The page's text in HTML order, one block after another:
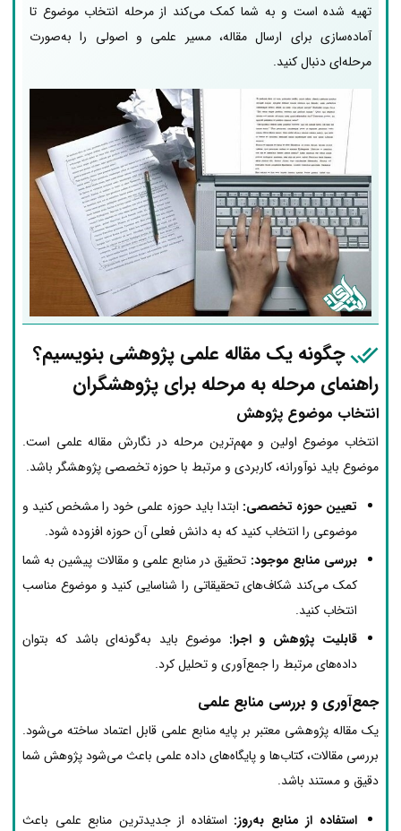
تهیه شده است و به شما کمک می‌کند از مرحله انتخاب موضوع تا
آماده‌سازی برای ارسال مقاله، مسیر علمی و اصولی را به‌صورت
مرحله‌ای دنبال کنید.
چگونه یک مقاله علمی پژوهشی بنویسیم؟
راهنمای مرحله به مرحله برای پژوهشگران
انتخاب موضوع پژوهش
انتخاب موضوع اولین و مهم‌ترین مرحله در نگارش مقاله علمی است.
موضوع باید نوآورانه، کاربردی و مرتبط با حوزه تخصصی پژوهشگر باشد.
تعیین حوزه تخصصی: ابتدا باید حوزه علمی خود را مشخص کنید و
موضوعی را انتخاب کنید که به دانش فعلی آن حوزه افزوده شود.
بررسی منابع موجود: تحقیق در منابع علمی و مقالات پیشین به شما
کمک می‌کند شکاف‌های تحقیقاتی را شناسایی کنید و موضوع مناسب
انتخاب کنید.
قابلیت پژوهش و اجرا: موضوع باید به‌گونه‌ای باشد که بتوان
داده‌های مرتبط را جمع‌آوری و تحلیل کرد.
جمع‌آوری و بررسی منابع علمی
یک مقاله پژوهشی معتبر بر پایه منابع علمی قابل اعتماد ساخته می‌شود.
بررسی مقالات، کتاب‌ها و پایگاه‌های داده علمی باعث می‌شود پژوهش شما
دقیق و مستند باشد.
استفاده از منابع به‌روز: استفاده از جدیدترین منابع علمی باعث